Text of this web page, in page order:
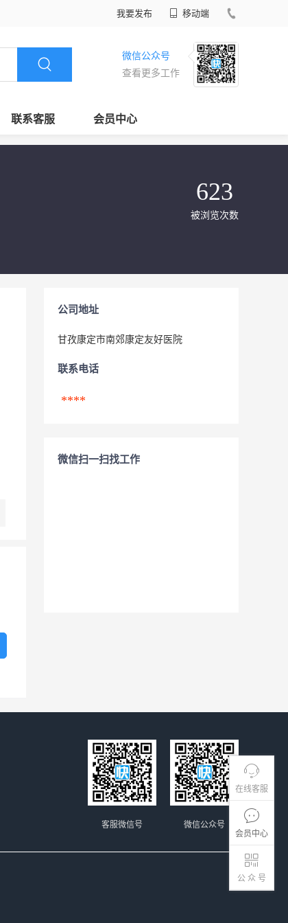
我要发布 移动端
微信公众号
查看更多工作
联系客服 会员中心
在线客服
会员中心
公 众 号
623
被浏览次数
公司地址
甘孜康定市南郊康定友好医院
联系电话
****
微信扫一扫找工作
微信公众号
客服微信号